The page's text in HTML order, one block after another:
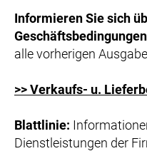
Informieren Sie sich
alle vorherigen
>> Verkaufs- u.
Blattlinie:
Dienstleistungen der